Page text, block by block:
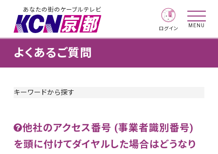
あなたの街のケーブルテレビ
ログイン
MENU
よくあるご質問
キーワードから探す
他社のアクセス番号 (事業者識別番号)
を頭に付けてダイヤルした場合はどうなり